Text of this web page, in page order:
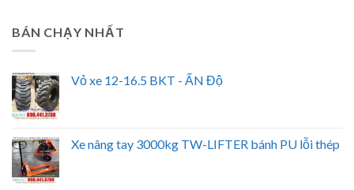
BÁN CHẠY NHẤT
Vỏ xe 12-16.5 BKT - ẤN Độ
Xe nâng tay 3000kg TW-LIFTER bánh PU lỗi thép